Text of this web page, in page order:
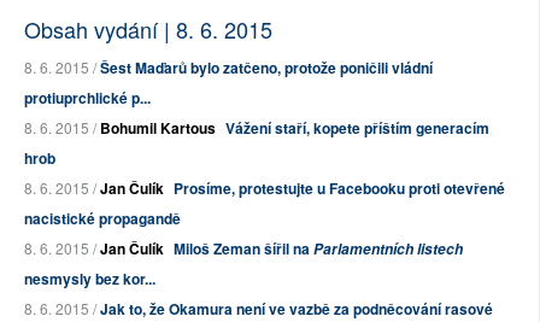
Obsah vydání | 8. 6. 2015
8. 6. 2015 /Šest Maďarů bylo zatčeno, protože poničili vládní
protiuprchlické p...
8. 6. 2015 /Bohumil Kartous Vážení staří, kopete příštím generacím
hrob
8. 6. 2015 /Jan Čulík Prosíme, protestujte u Facebooku proti otevřené
nacistické propagandě
8. 6. 2015 /Jan Čulík Miloš Zeman šířil naParlamentních listech
nesmysly bez kor...
8. 6. 2015 /Jak to, že Okamura není ve vazbě za podněcování rasové